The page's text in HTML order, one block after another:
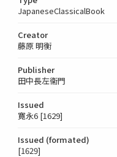
JapaneseClassicalBook
Creator
藤原 明衡
Publisher
田中長左衞門
Issued
寛永6 [1629]
Issued (formated)
[1629]